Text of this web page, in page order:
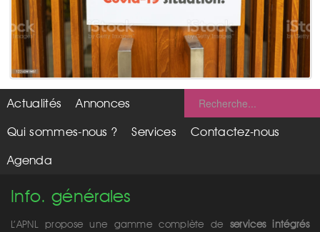
Actualités
Annonces
Qui sommes-nous ?
Services
Contactez-nous
Agenda
Info. générales
L’APNL propose une gamme complète de services intégrés